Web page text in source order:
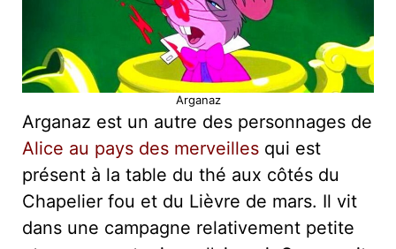
Arganaz
Arganaz est un autre des personnages de
Alice au pays des merveilles qui est
présent à la table du thé aux côtés du
Chapelier fou et du Lièvre de mars. Il vit
dans une campagne relativement petite